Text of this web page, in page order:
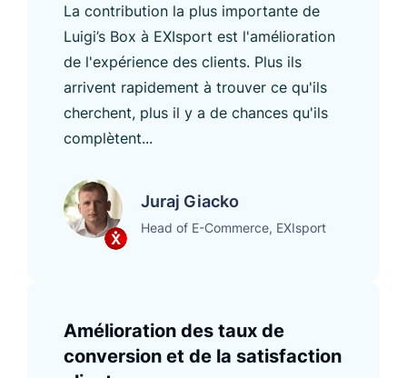
La contribution la plus importante de
Luigi’s Box à EXIsport est l'amélioration
de l'expérience des clients. Plus ils
arrivent rapidement à trouver ce qu'ils
cherchent, plus il y a de chances qu'ils
complètent...
Juraj Giacko
Head of E-Commerce, EXIsport
Amélioration des taux de
conversion et de la satisfaction